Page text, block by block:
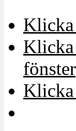
Klicka
Klicka
Klicka